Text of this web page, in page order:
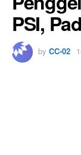
PSI,
by CC-02